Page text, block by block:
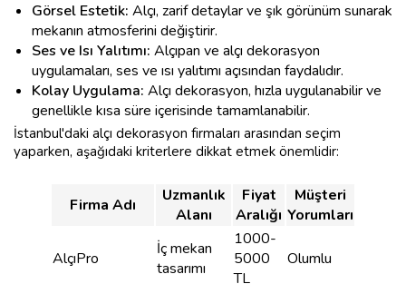
Görsel Estetik: Alçı, zarif detaylar ve şık görünüm sunarak
mekanın atmosferini değiştirir.
Ses ve Isı Yalıtımı: Alçıpan ve alçı dekorasyon
uygulamaları, ses ve ısı yalıtımı açısından faydalıdır.
Kolay Uygulama: Alçı dekorasyon, hızla uygulanabilir ve
genellikle kısa süre içerisinde tamamlanabilir.
İstanbul'daki alçı dekorasyon firmaları arasından seçim
yaparken, aşağıdaki kriterlere dikkat etmek önemlidir:
Firma Adı
Uzmanlık
Alanı
Fiyat
Aralığı
Müşteri
Yorumları
AlçıPro
İç mekan
tasarımı
1000-
5000
TL
Olumlu